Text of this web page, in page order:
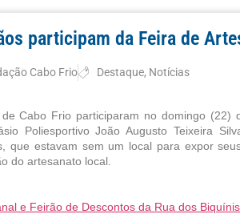
participam da Feira de
Cabo Frio Destaque, Notícias
Cabo Frio participaram no domingo (22)
Poliesportivo João Augusto Teixeira
que estavam sem um local para expor
do artesanato local.
e Feirão de Descontos da Rua dos